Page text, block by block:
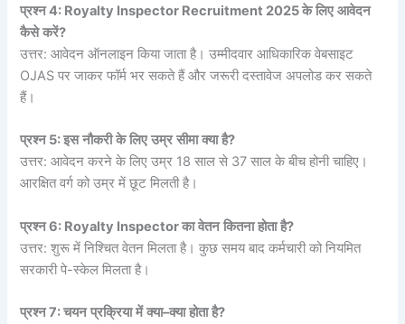
प्रश्न4: Royalty Inspector Recruitment 2025के लिए आवेदन
कैसे करें?
उत्तर: आवेदन ऑनलाइन किया जाता है। उम्मीदवार आधिकारिक वेबसाइट
OJAS पर जाकर फॉर्म भर सकते हैं और जरूरी दस्तावेज अपलोड कर सकते
हैं।
प्रश्न5:इस नौकरी के लिए उम्र सीमा क्या है?
उत्तर: आवेदन करने के लिए उम्र 18 साल से 37 साल के बीच होनी चाहिए।
आरक्षित वर्ग को उम्र में छूट मिलती है।
प्रश्न6: Royalty Inspectorका वेतन कितना होता है?
उत्तर: शुरू में निश्चित वेतन मिलता है। कुछ समय बाद कर्मचारी को नियमित
सरकारी पे-स्केल मिलता है।
प्रश्न7:चयन प्रक्रिया में क्या–क्या होता है?